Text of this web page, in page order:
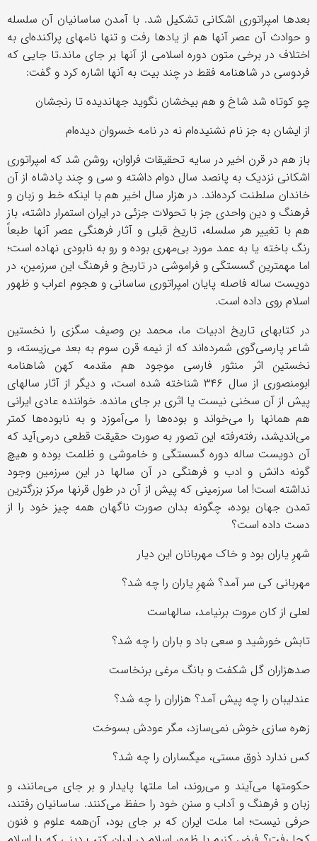
بعدها امپراتوری اشکانی تشکیل شد. با آمدن ساسانیان آن سلسله
و حوادث آن عصر آنها هم از یادها رفت و تنها نامهای پراکنده‌ای به
اختلاف در برخی متون دوره اسلامی از آنها بر جای ماند.تا جایی که
فردوسی در شاهنامه فقط در چند بیت به آنها اشاره کرد و گفت:
چو کوتاه شد شاخ و هم بیخشان نگوید جهاندیده تا رنجشان
از ایشان به جز نام نشنیده‌ام نه در نامه خسروان دیده‌ام
باز هم در قرن اخیر در سایه تحقیقات فراوان، روشن شد که ‌امپراتوری
اشکانی نزدیک به پانصد سال دوام داشته و سی و چند پادشاه از آن
خاندان سلطنت کرده‌اند. در هزار سال اخیر هم با اینکه خط و زبان و
فرهنگ و دین واحدی جز با تحولات جزئی در ایران استمرار داشته، باز
هم با تغییر هر سلسله، تاریخ قبلی و آثار فرهنگی عصر آنها طبعاً
رنگ باخته یا به عمد مورد بی‌مهری بوده و رو به نابودی نهاده است؛
اما مهمترین گسستگی و فراموشی در تاریخ و فرهنگ این سرزمین، در
دویست ساله فاصله پایان امپراتوری ساسانی و هجوم اعراب و ظهور
اسلام روی داده است.
در کتابهای تاریخ ادبیات ما، محمد بن وصیف سگزی را نخستین
شاعر پارسی‌گوی شمرده‌اند که از نیمه قرن سوم به بعد می‌زیسته، و
نخستین اثر منثور فارسی موجود هم مقدمه کهن شاهنامه
ابومنصوری از سال ۳۴۶ شناخته شده است، و دیگر از آثار سالهای
پیش از آن سخنی نیست یا اثری بر جای مانده. خواننده عادی ایرانی
هم همانها را می‌خواند و بوده‌ها را می‌آموزد و به نابوده‌ها کمتر
می‌اندیشد، رفته‌رفته این تصور به صورت حقیقت قطعی درمی‌آید که
آن دویست ساله دوره گسستگی و خاموشی و ظلمت بوده و هیچ
گونه دانش و ادب و فرهنگی در آن سالها در این سرزمین وجود
نداشته است! اما سرزمینی که پیش از آن در طول قرنها مرکز بزرگترین
تمدن جهان بوده، چگونه بدان صورت ناگهان همه چیز خود را از
دست داده است؟
شهرِ یاران بود و خاک مهربانان این دیار
مهربانی کی سر آمد؟ شهرِ یاران را چه شد؟
لعلی از کان مروت برنیامد، سالهاست
تابش خورشید و سعی باد و باران را چه شد؟
صدهزاران گل شکفت و بانگ مرغی برنخاست
عندلیبان را چه پیش آمد؟ هزاران را چه شد؟
زهره سازی خوش نمی‌سازد، مگر عودش بسوخت
کس ندارد ذوق مستی، میگساران را چه شد؟
حکومتها می‌آیند و می‌روند، اما ملتها پایدار و بر جای می‌مانند، و
زبان و فرهنگ و آداب و سنن خود را حفظ می‌کنند. ساسانیان رفتند،
حرفی نیست؛ اما ملت ایران که بر جای بود، آن‌همه علوم و فنون